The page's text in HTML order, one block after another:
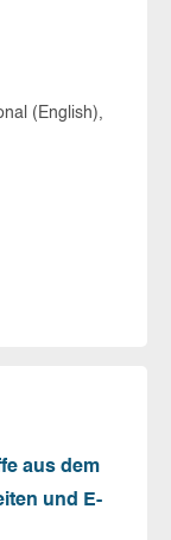
(English),
aus dem
und E-